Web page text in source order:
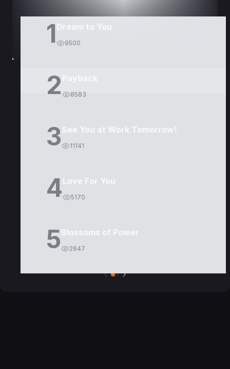
1 Dream to You
9500
2 8583
3See You at Work Tomorrow!
11141
4Love For You
5170
5Blossoms of Power
2647